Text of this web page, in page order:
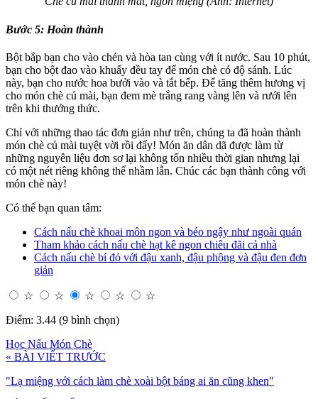
Bước 5: Hoàn thành
Bột bắp bạn cho vào chén và hòa tan cùng với ít nước. Sau 10 phút,
bạn cho bột đao vào khuấy đều tay để món chè có độ sánh. Lúc
này, bạn cho nước hoa bưởi vào và tắt bếp. Để tăng thêm hương vị
cho món chè củ mài, bạn đem mè trắng rang vàng lên và rưới lên
trên khi thưởng thức.
Chỉ với những thao tác đơn giản như trên, chúng ta đã hoàn thành
món chè củ mài tuyệt vời rồi đấy! Món ăn dân dã được làm từ
những nguyên liệu đơn sơ lại không tốn nhiều thời gian nhưng lại
có một nét riêng không thể nhầm lẫn. Chúc các bạn thành công với
món chè này!
Có thể bạn quan tâm:
Cách nấu chè khoai môn ngon và béo ngậy như ngoài quán
Tham khảo cách nấu chè hạt kê ngon chiêu đãi cả nhà
Cách nấu chè bí đỏ với đậu xanh, đậu phộng và đậu đen đơn
giản
☆ ☆ ☆ ☆
☆
Điểm: 3.44 (9 bình chọn)
Học Nấu Món Chè
« BÀI VIẾT TRƯỚC
"Lạ miệng với cách làm chè xoài bột báng ai ăn cũng khen"